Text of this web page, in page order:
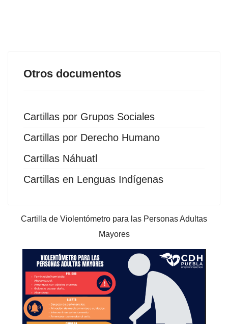
Otros documentos
Cartillas por Grupos Sociales
Cartillas por Derecho Humano
Cartillas Náhuatl
Cartillas en Lenguas Indígenas
Cartilla de Violentómetro para las Personas Adultas
Mayores